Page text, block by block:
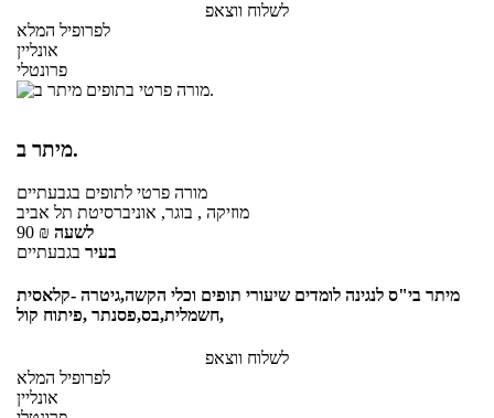
לשלוח ווצאפ
לפרופיל המלא
אונליין
פרונטלי
מיתר ב.
מורה פרטי לתופים בגבעתיים
מוזיקה , בוגר, אוניברסיטת תל אביב
90 ₪ לשעה
בעיר בגבעתיים
מיתר בי"ס לנגינה לומדים שיעורי תופים וכלי הקשה,גיטרה -קלאסית
,חשמלית,בס,פסנתר ,פיתוח קול
לשלוח ווצאפ
לפרופיל המלא
אונליין